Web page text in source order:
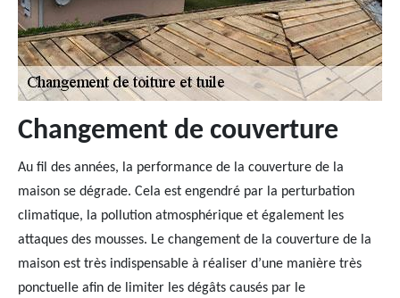
Changement de couverture
Au fil des années, la performance de la couverture de la
maison se dégrade. Cela est engendré par la perturbation
climatique, la pollution atmosphérique et également les
attaques des mousses. Le changement de la couverture de la
maison est très indispensable à réaliser d’une manière très
ponctuelle afin de limiter les dégâts causés par le